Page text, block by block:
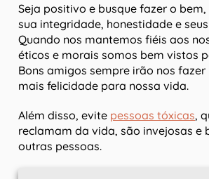
Seja positivo e busque fazer o
sua integridade, honestidade e
Quando nos mantemos fiéis aos
éticos e morais somos bem vistos
Bons amigos sempre irão nos
mais felicidade para nossa vida.
Além disso, evite pessoas tóxicas,
reclamam da vida, são invejosas e
outras pessoas.